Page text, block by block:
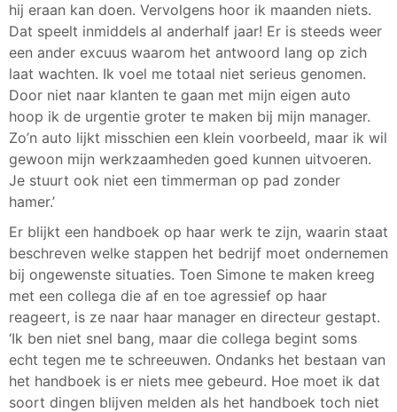
hij eraan kan doen. Vervolgens hoor ik maanden niets.
Dat speelt inmiddels al anderhalf jaar! Er is steeds weer
een ander excuus waarom het antwoord lang op zich
laat wachten. Ik voel me totaal niet serieus genomen.
Door niet naar klanten te gaan met mijn eigen auto
hoop ik de urgentie groter te maken bij mijn manager.
Zo’n auto lijkt misschien een klein voorbeeld, maar ik wil
gewoon mijn werkzaamheden goed kunnen uitvoeren.
Je stuurt ook niet een timmerman op pad zonder
hamer.’
Er blijkt een handboek op haar werk te zijn, waarin staat
beschreven welke stappen het bedrijf moet ondernemen
bij ongewenste situaties. Toen Simone te maken kreeg
met een collega die af en toe agressief op haar
reageert, is ze naar haar manager en directeur gestapt.
‘Ik ben niet snel bang, maar die collega begint soms
echt tegen me te schreeuwen. Ondanks het bestaan van
het handboek is er niets mee gebeurd. Hoe moet ik dat
soort dingen blijven melden als het handboek toch niet